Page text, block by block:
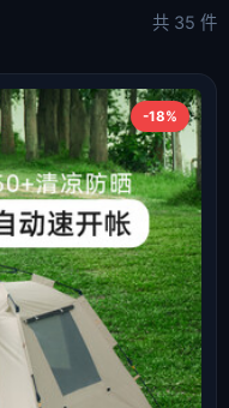
共 35 件
-18%